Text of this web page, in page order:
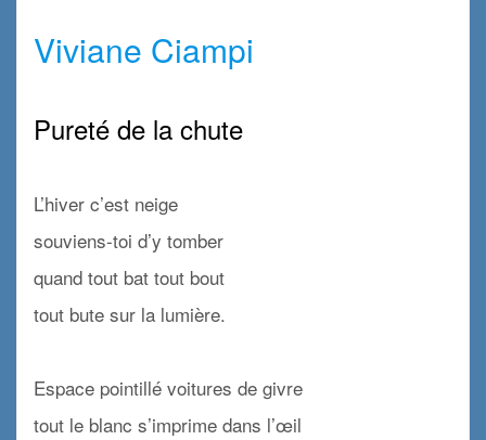
Viviane Ciampi
Pureté de la chute
L’hiver c’est neige
souviens-toi d’y tomber
quand tout bat tout bout
tout bute sur la lumière.
Espace pointillé voitures de givre
tout le blanc s’imprime dans l’œil